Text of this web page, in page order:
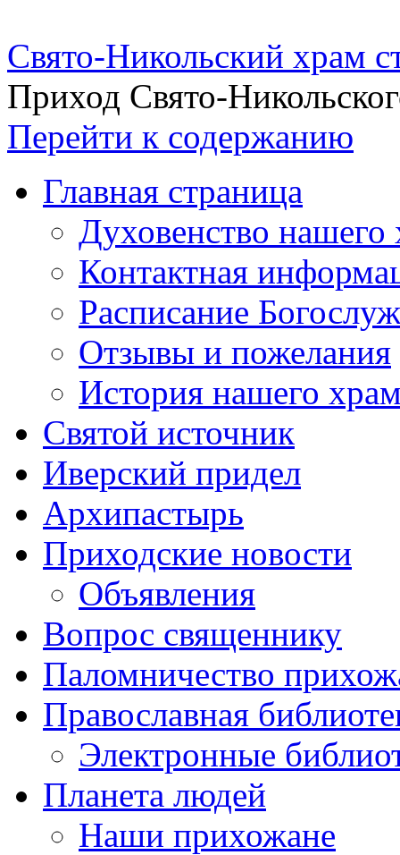
Свято-Никольский храм
Приход Свято-
Перейти к содержанию
Главная страница
Духовенство нашего
Контактная
Расписание
Отзывы и пожелания
История нашего
Святой источник
Иверский придел
Архипастырь
Приходские новости
Объявления
Вопрос священнику
Паломничество
Православная
Электронные
Планета людей
Наши прихожане